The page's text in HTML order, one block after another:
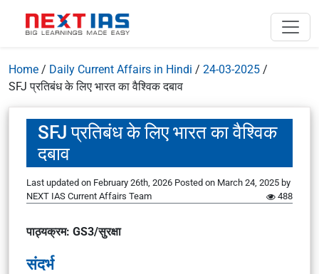
Home / Daily Current Affairs in Hindi / 24-03-2025 /
SFJ प्रतिबंध के लिए भारत का वैश्विक दबाव
SFJ प्रतिबंध के लिए भारत का वैश्विक
दबाव
Last updated on February 26th, 2026 Posted on March 24, 2025 by
NEXT IAS Current Affairs Team
488
पाठ्यक्रम: GS3/सुरक्षा
संदर्भ